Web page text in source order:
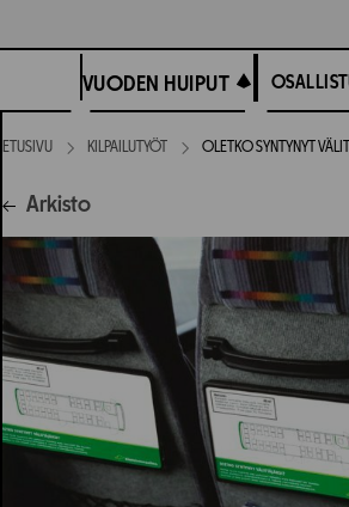
suoraan
VUODEN HUIPUT
VUODEN HUIPUT
ETUSIVU KILPAILUTYÖT OLETKO SYNTYNYT
Arkisto